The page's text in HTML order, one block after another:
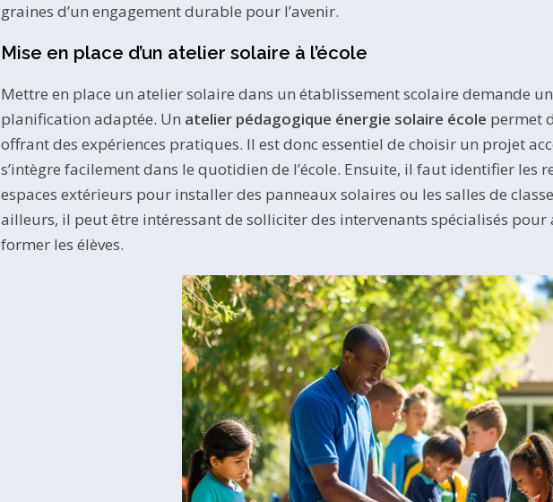
graines d’un engagement durable pour l’avenir.
Mise en place d’un atelier solaire à l’école
Mettre en place un atelier solaire dans un établissement scolaire demande
planification adaptée. Un atelier pédagogique énergie solaire école permet
offrant des expériences pratiques. Il est donc essentiel de choisir un projet
s’intègre facilement dans le quotidien de l’école. Ensuite, il faut identifier les
espaces extérieurs pour installer des panneaux solaires ou les salles de
ailleurs, il peut être intéressant de solliciter des intervenants spécialisés pour
former les élèves.